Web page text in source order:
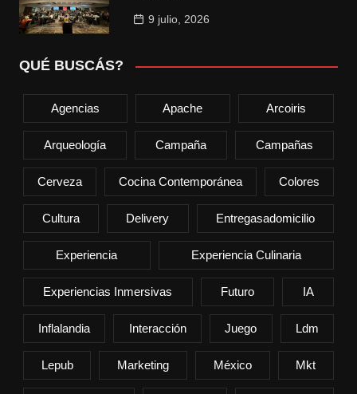
9 julio, 2026
QUÉ BUSCÁS?
Agencias Apache Arcoiris
Arqueología Campaña Campañas
Cerveza Cocina Contemporánea Colores
Cultura Delivery Entregasadomicilio
Experiencia Experiencia Culinaria
Experiencias Inmersivas Futuro IA
Inflalandia Interacción Juego Ldm
Lepub Marketing México Mkt